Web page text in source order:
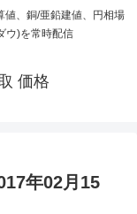
値、銅/亜鉛建値、円相場
ウ)を常時配信
価格
年02月15